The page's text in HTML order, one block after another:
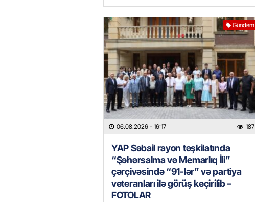
Gündəm
06.08.2026 - 16:17 187
YAP Səbail rayon təşkilatında
“Şəhərsalma və Memarlıq İli”
çərçivəsində “91-lər” və partiya
veteranları ilə görüş keçirilib –
FOTOLAR